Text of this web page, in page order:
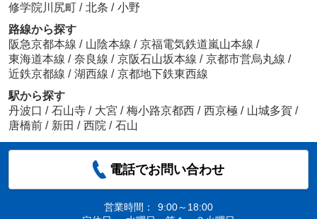
修学院川尻町 / 北条 / 小野
路線から探す
阪急京都本線 / 山陰本線 / 京福電気鉄道嵐山本線 /
東海道本線 / 奈良線 / 京阪石山坂本線 / 京都市営烏丸線 /
近鉄京都線 / 湖西線 / 京都地下鉄東西線
駅から探す
丹波口 / 石山寺 / 大宮 / 梅小路京都西 / 西京極 / 山城多賀 /
唐橋前 / 新田 / 西院 / 石山
電話でお問い合わせ
営業時間：
9:00～18:00